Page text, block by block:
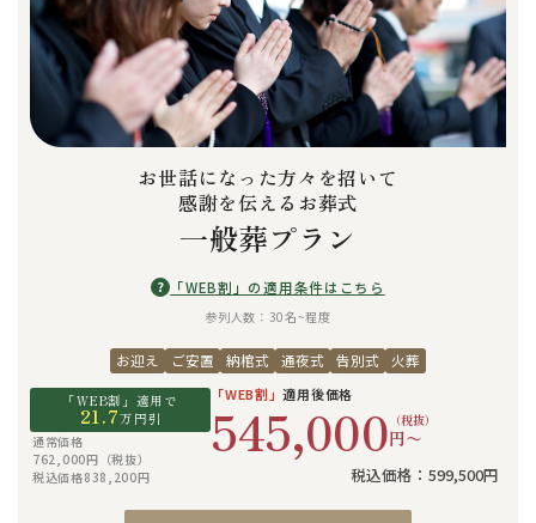
お世話になった方々を招いて
感謝を伝えるお葬式
一般葬プラン
? 「WEB割」の適用条件はこちら
参列人数：30名~程度
お迎え ご安置 納棺式 通夜式 告別式 火葬
「WEB割」適用で
21.7万円引
通常価格
762,000円（税抜）
税込価格838,200円
「WEB割」適用後価格
545,000 （税抜）
円〜
税込価格：599,500円